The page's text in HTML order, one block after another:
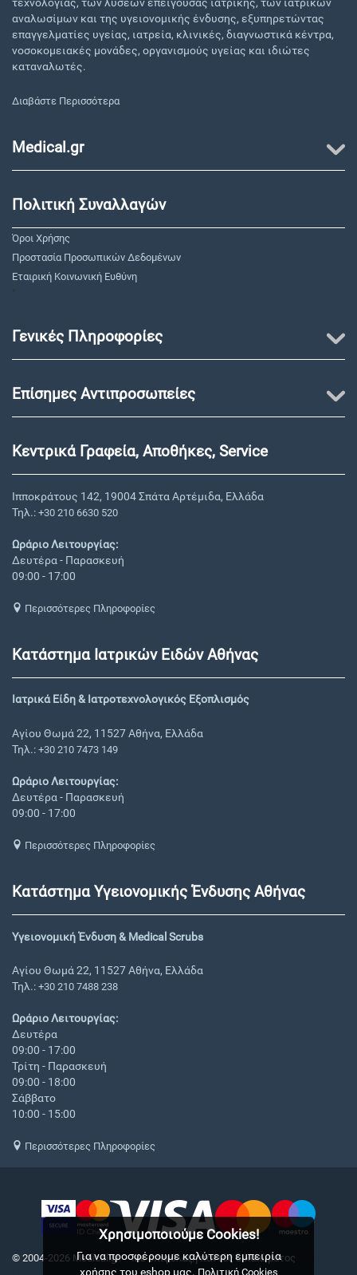
τεχνολογίας, των λύσεων επείγουσας ιατρικής, των ιατρικών
αναλωσίμων και της υγειονομικής ένδυσης, εξυπηρετώντας
επαγγελματίες υγείας, ιατρεία, κλινικές, διαγνωστικά κέντρα,
νοσοκομειακές μονάδες, οργανισμούς υγείας και ιδιώτες
καταναλωτές.
Διαβάστε Περισσότερα
Medical.gr
Πολιτική Συναλλαγών
Όροι Χρήσης
Προστασία Προσωπικών Δεδομένων
Εταιρική Κοινωνική Ευθύνη
"
Γενικές Πληροφορίες
Επίσημες Αντιπροσωπείες
Κεντρικά Γραφεία, Αποθήκες, Service
Ιπποκράτους 142, 19004 Σπάτα Αρτέμιδα, Ελλάδα
Τηλ.: +30 210 6630 520
Ωράριο Λειτουργίας:
Δευτέρα - Παρασκευή
09:00 - 17:00
Περισσότερες Πληροφορίες
Κατάστημα Ιατρικών Ειδών Αθήνας
Ιατρικά Είδη & Ιατροτεχνολογικός Εξοπλισμός
Αγίου Θωμά 22, 11527 Αθήνα, Ελλάδα
Τηλ.: +30 210 7473 149
Ωράριο Λειτουργίας:
Δευτέρα - Παρασκευή
09:00 - 17:00
Περισσότερες Πληροφορίες
Κατάστημα Υγειονομικής Ένδυσης Αθήνας
Υγειονομική Ένδυση & Medical Scrubs
Αγίου Θωμά 22, 11527 Αθήνα, Ελλάδα
Τηλ.: +30 210 7488 238
Ωράριο Λειτουργίας:
Δευτέρα
09:00 - 17:00
Τρίτη - Παρασκευή
09:00 - 18:00
Σάββατο
10:00 - 15:00
Περισσότερες Πληροφορίες
© 2004-2026 Medical.gr. - Με επιφύλαξη παντός δικαιώματος
Χρησιμοποιούμε Cookies!
Για να προσφέρουμε καλύτερη εμπειρία
χρήσης του eshop μας. Πολιτική Cookies